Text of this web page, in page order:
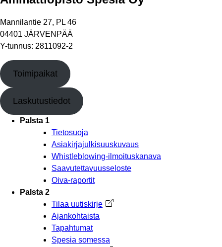
Mannilantie 27, PL 46
04401 JÄRVENPÄÄ
Y-tunnus: 2811092-2
Toimipaikat
Laskutustiedot
Palsta 1
Tietosuoja
Asiakirjajulkisuuskuvaus
Whistleblowing-ilmoituskanava
Saavutettavuusseloste
Oiva-raportit
Palsta 2
Tilaa uutiskirje Avautuu uuteen välilehteen
Ajankohtaista
Tapahtumat
Spesia somessa